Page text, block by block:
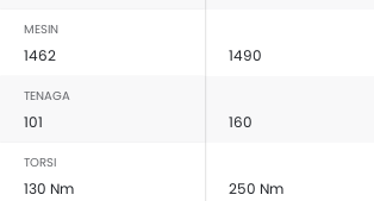
MESIN
1462 1490
TENAGA
101 160
TORSI
130 Nm 250 Nm